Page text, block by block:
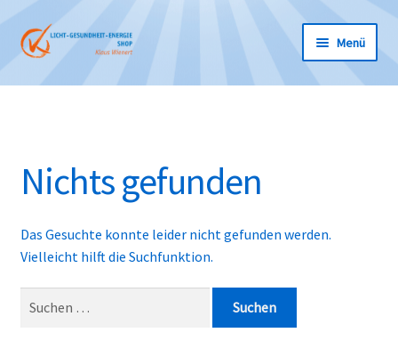
Zur
Navigation
Zum
Inhalt
Menü
SHOP
ÜBER UNS
WARENKORB
Nichts gefunden
Das Gesuchte konnte leider nicht gefunden werden.
Vielleicht hilft die Suchfunktion.